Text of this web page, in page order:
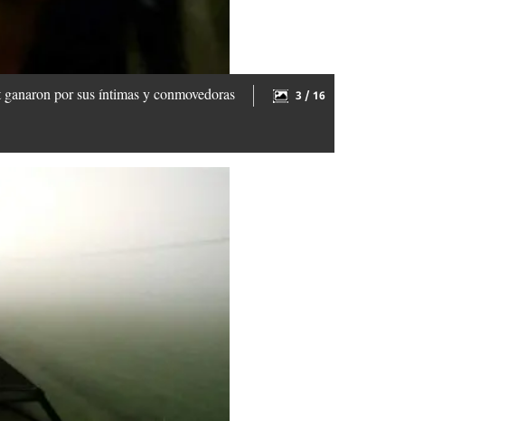
por sus íntimas y conmovedoras
3 / 16